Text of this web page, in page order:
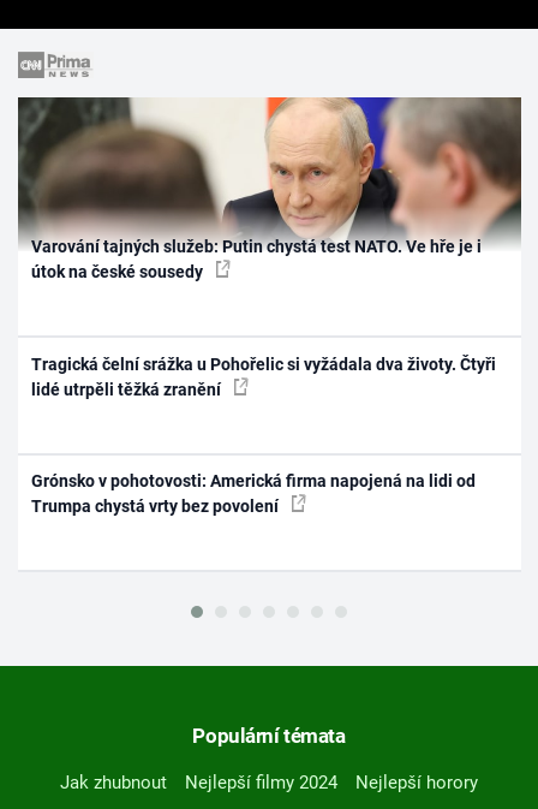
Varování tajných služeb: Putin chystá test NATO. Ve hře je i
útok na české sousedy
Tragická čelní srážka u Pohořelic si vyžádala dva životy. Čtyři
lidé utrpěli těžká zranění
Grónsko v pohotovosti: Americká firma napojená na lidi od
Trumpa chystá vrty bez povolení
Populární témata
Jak zhubnout Nejlepší filmy 2024
Nejlepší horory